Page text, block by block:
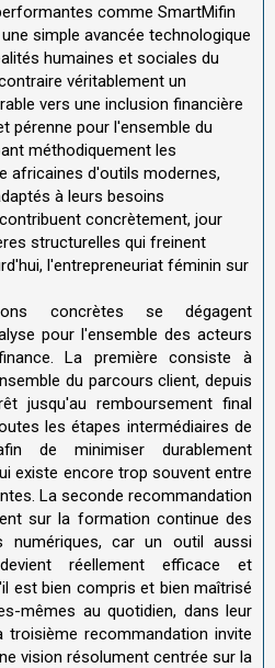
comme SmartMifin
simple avancée technologique
humaines et sociales du
véritablement un
vers une inclusion financière
pérenne pour l'ensemble du
méthodiquement les
africaines d'outils modernes,
à leurs besoins
concrètement, jour
structurelles qui freinent
l'entrepreneuriat féminin sur
concrètes se dégagent
pour l'ensemble des acteurs
La première consiste à
du parcours client, depuis
jusqu'au remboursement final
les étapes intermédiaires de
de minimiser durablement
existe encore trop souvent entre
La seconde recommandation
sur la formation continue des
numériques, car un outil aussi
réellement efficace et
est bien compris et bien maîtrisé
mêmes au quotidien, dans leur
troisième recommandation invite
vision résolument centrée sur la